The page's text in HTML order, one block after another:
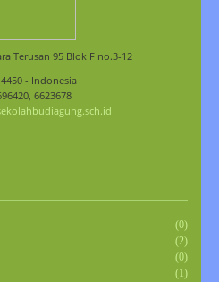
Terusan 95 Blok F no.3-12
- Indonesia
6623678
(0)
(2)
(0)
(1)